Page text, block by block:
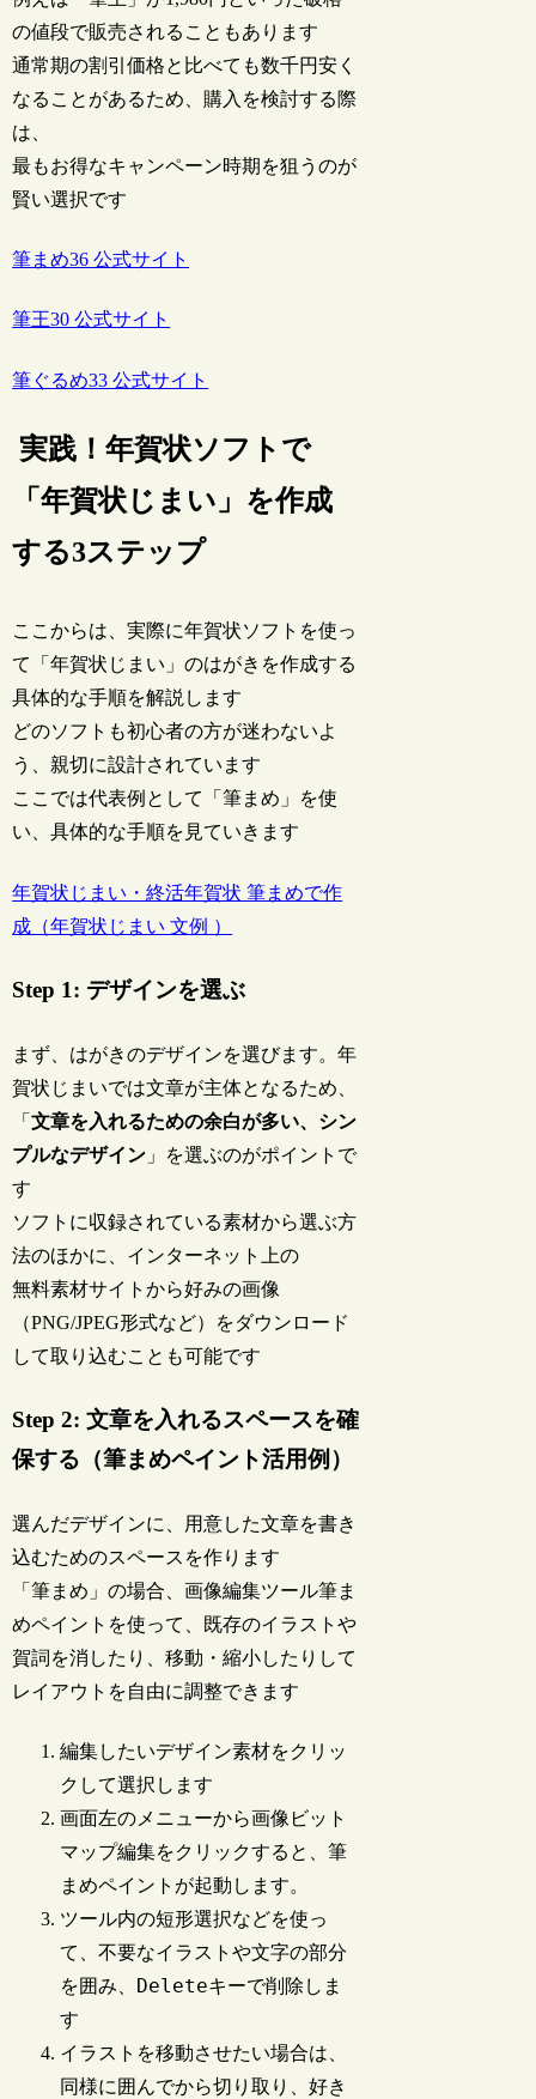
の値段で販売されることもあります
通常期の割引価格と比べても数千円安く
なることがあるため、購入を検討する際
は、
最もお得なキャンペーン時期を狙うのが
賢い選択です
筆まめ36 公式サイト
筆王30 公式サイト
筆ぐるめ33 公式サイト
実践！年賀状ソフトで
「年賀状じまい」を作成
する3ステップ
ここからは、実際に年賀状ソフトを使っ
て「年賀状じまい」のはがきを作成する
具体的な手順を解説します
どのソフトも初心者の方が迷わないよ
う、親切に設計されています
ここでは代表例として「筆まめ」を使
い、具体的な手順を見ていきます
年賀状じまい・終活年賀状 筆まめで作
成（年賀状じまい 文例 ）
Step 1: デザインを選ぶ
まず、はがきのデザインを選びます。年
賀状じまいでは文章が主体となるため、
「文章を入れるための余白が多い、シン
プルなデザイン 」を選ぶのがポイントで
す
ソフトに収録されている素材から選ぶ方
法のほかに、インターネット上の
無料素材サイトから好みの画像
（PNG/JPEG形式など）をダウンロード
して取り込むことも可能です
Step 2: 文章を入れるスペースを確
保する（筆まめペイント活用例）
選んだデザインに、用意した文章を書き
込むためのスペースを作ります
「筆まめ」の場合、画像編集ツール筆ま
めペイント を使って、既存のイラストや
賀詞を消したり、移動・縮小したりして
レイアウトを自由に調整できます
編集したいデザイン素材をクリッ
クして選択します
画面左のメニューから画像ビット
マップ編集をクリックすると、筆
まめペイント が起動します。
ツール内の短形選択などを使っ
て、不要なイラストや文字の部分
を囲み、 Deleteキーで削除しま
す
イラストを移動させたい場合は、
同様に囲んでから切り取り、好き